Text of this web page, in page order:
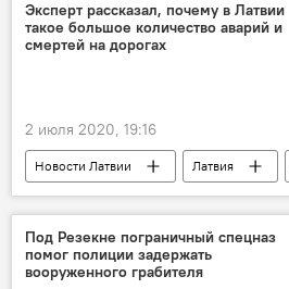
Эксперт рассказал, почему в Латвии
такое большое количество аварий и
смертей на дорогах
2 июля 2020, 19:16
Новости Латвии Латвия
ДТП
Под Резекне пограничный спецназ
помог полиции задержать
вооруженного грабителя